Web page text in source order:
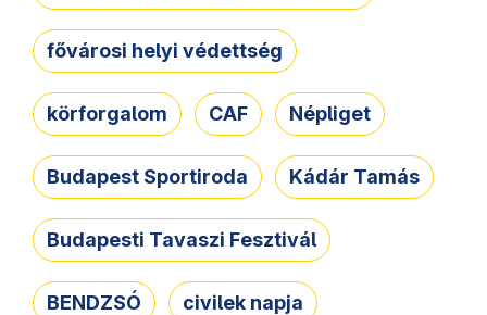
fővárosi helyi védettség
körforgalom CAF Népliget
Budapest Sportiroda Kádár Tamás
Budapesti Tavaszi Fesztivál
BENDZSÓ civilek napja